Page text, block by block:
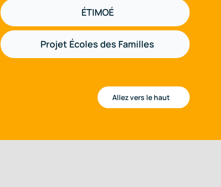
ÉTIMOÉ
Projet Écoles des Familles
Allez vers le haut